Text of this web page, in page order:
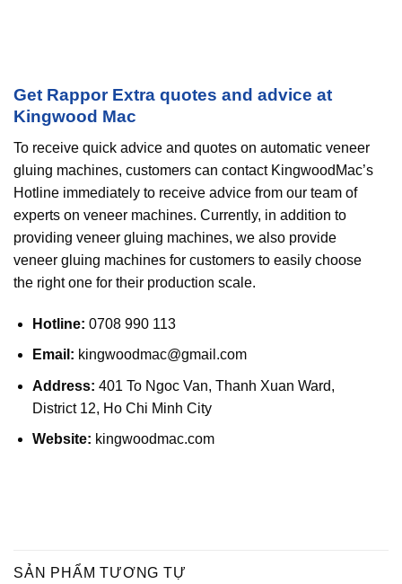
Get Rappor Extra quotes and advice at
Kingwood Mac
To receive quick advice and quotes on automatic veneer
gluing machines, customers can contact KingwoodMac’s
Hotline immediately to receive advice from our team of
experts on veneer machines. Currently, in addition to
providing veneer gluing machines, we also provide
veneer gluing machines for customers to easily choose
the right one for their production scale.
Hotline: 0708 990 113
Email: kingwoodmac@gmail.com
Address: 401 To Ngoc Van, Thanh Xuan Ward,
District 12, Ho Chi Minh City
Website: kingwoodmac.com
SẢN PHẨM TƯƠNG TỰ